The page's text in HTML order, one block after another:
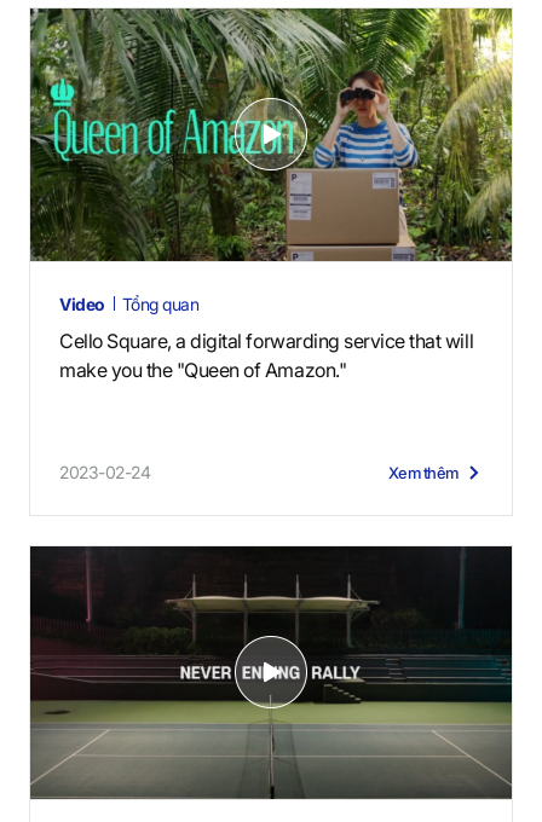
V
i
d
e
o
s
Video Tổng quan
Cello Square, a digital forwarding service that will
make you the "Queen of Amazon."
2023-02-24 Xem thêm
V
i
d
e
o
s